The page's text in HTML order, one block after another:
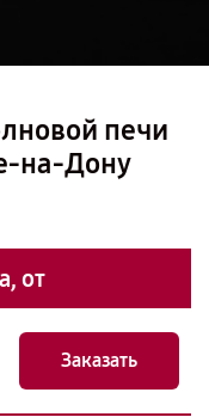
печи
на-Дону
от
Заказать